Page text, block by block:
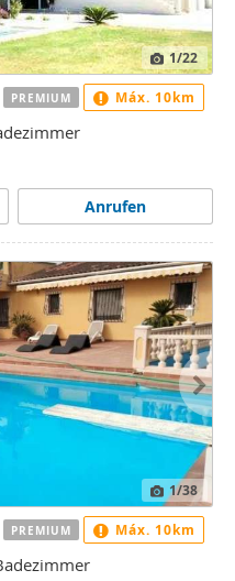
1/22
Anrufen
PREMIUM Máx. 10km
1/38
PREMIUM Máx. 10km